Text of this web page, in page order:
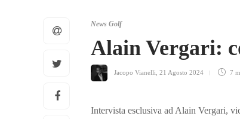
News Golf
Alain Vergari:
Jacopo Vianelli 21 Agosto 2024 7
Intervista esclusiva ad Alain Vergari,